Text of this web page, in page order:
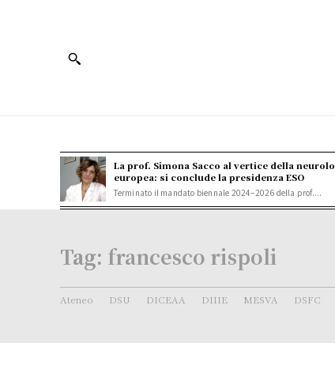
La prof. Simona Sacco al vertice della
europea: si conclude la presidenza ESO
Terminato il mandato biennale 2024–2026 della prof....
Tag: francesco rispoli
Ateneo DSU DICEAA DIIIE MESVA DSFC